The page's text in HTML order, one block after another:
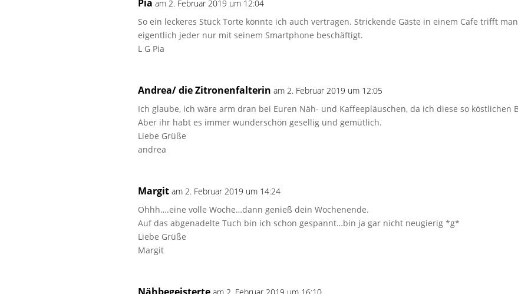
Pia am 2. Februar 2019 um 12:04
So ein leckeres Stück Torte könnte ich auch vertragen. Strickende Gäste in einem Cafe trifft
eigentlich jeder nur mit seinem Smartphone beschäftigt.
L G Pia
Andrea/ die Zitronenfalterin am 2. Februar 2019 um 12:05
Ich glaube, ich wäre arm dran bei Euren Näh- und Kaffeepläuschen, da ich diese so köstlichen
Aber ihr habt es immer wunderschön gesellig und gemütlich.
Liebe Grüße
andrea
Margit am 2. Februar 2019 um 14:24
Ohhh….eine volle Woche…dann genieß dein Wochenende.
Auf das abgenadelte Tuch bin ich schon gespannt…bin ja gar nicht neugierig *g*
Liebe Grüße
Margit